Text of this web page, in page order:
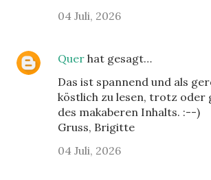
04 Juli, 2026
Quer hat gesagt…
Das ist spannend und als
köstlich zu lesen, trotz oder
des makaberen Inhalts. :--)
Gruss, Brigitte
04 Juli, 2026